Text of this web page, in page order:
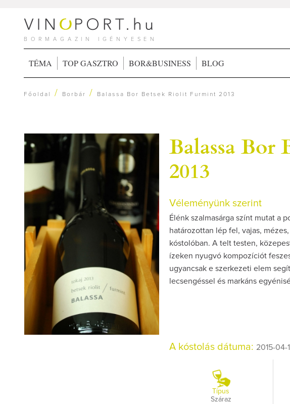
BORMAGAZIN IGÉNYESEN
TÉMA TOP GASZTRO BOR&BUSINESS BLOG
Főoldal / Borbár / Balassa Bor Betsek Riolit Furmint 2013
Balassa
2013
Véleményünk szerint
Élénk szalmasárga színt mutat a
határozottan lép fel, vajas,
kóstolóban. A telt testen,
ízeken nyugvó kompozíciót
ugyancsak e szerkezeti elem
lecsengéssel és markáns
A kóstolás dátuma: 2015-04-
Típus
Száraz